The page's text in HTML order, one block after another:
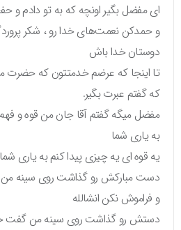
ای مفضل بگیر اونچه که به تو دادم و
و حمدکن نعمت‌های خدا رو ، شکر
دوستان خدا باش
تا اینجا که عرضم خدمتتون که حضرت می
که گفتم عبرت بگیر.
مفضل میگه گفتم آقا جان من قوه و فهم
به یاری شما
یه قوه ای یه چیزی پیدا کنم به یاری شما
دست مبارکش رو گذاشت روی سینه من
و فراموش نکن انشالله
دستش رو گذاشت روی سینه من گفت